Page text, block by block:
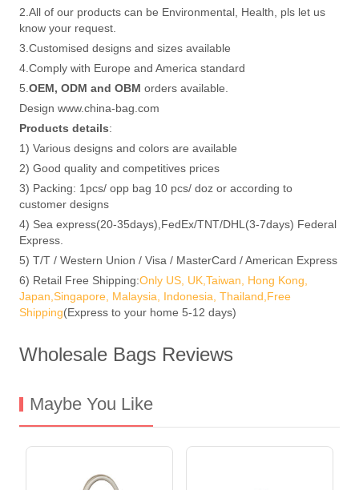
2.All of our products can be Environmental, Health, pls let us
know your request.
3.Customised designs and sizes available
4.Comply with Europe and America standard
5.OEM, ODM and OBM orders available.
Design www.china-bag.com
Products details:
1) Various designs and colors are available
2) Good quality and competitives prices
3) Packing: 1pcs/ opp bag 10 pcs/ doz or according to
customer designs
4) Sea express(20-35days),FedEx/TNT/DHL(3-7days) Federal
Express.
5) T/T / Western Union / Visa / MasterCard / American Express
6) Retail Free Shipping:Only US, UK,Taiwan, Hong Kong,
Japan,Singapore, Malaysia, Indonesia, Thailand,Free
Shipping(Express to your home 5-12 days)
Wholesale Bags Reviews
Maybe You Like